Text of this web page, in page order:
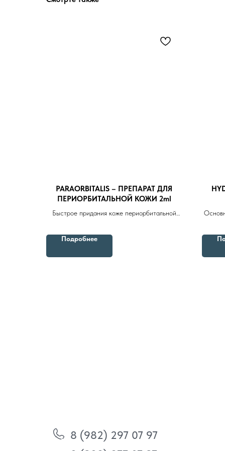
PARAORBITALIS – ПРЕПАРАТ ДЛЯ
ПЕРИОРБИТАЛЬНОЙ КОЖИ 2ml
Быстрое придания коже периорбитальной
глазами
Подробнее